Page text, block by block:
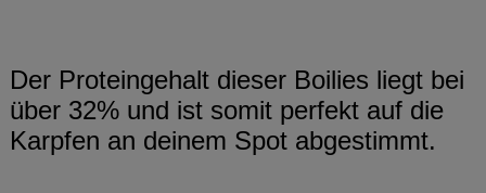
Der Proteingehalt dieser Boilies liegt bei
über 32% und ist somit perfekt auf die
Karpfen an deinem Spot abgestimmt.